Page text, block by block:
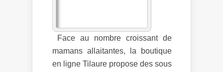
Face au nombre croissant de
mamans allaitantes, la boutique
en ligne Tilaure propose des sous